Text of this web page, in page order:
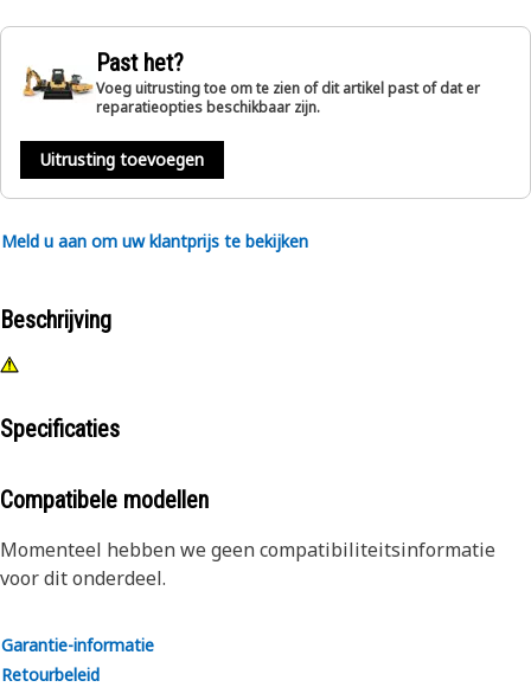
Past het?
Voeg uitrusting toe om te zien of dit artikel past of dat er
reparatieopties beschikbaar zijn.
Uitrusting toevoegen
Meld u aan om uw klantprijs te bekijken
Beschrijving
Specificaties
Compatibele modellen
Momenteel hebben we geen compatibiliteitsinformatie
voor dit onderdeel.
Garantie-informatie
Retourbeleid